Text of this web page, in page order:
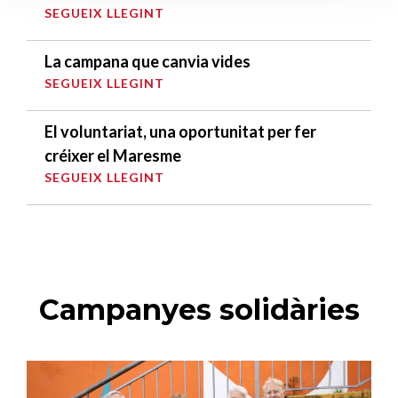
SEGUEIX LLEGINT
La campana que canvia vides
SEGUEIX LLEGINT
El voluntariat, una oportunitat per fer
créixer el Maresme
SEGUEIX LLEGINT
Campanyes solidàries